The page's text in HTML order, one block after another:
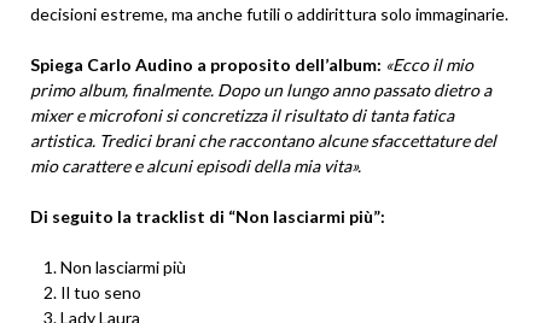
decisioni estreme, ma anche futili o addirittura solo immaginarie.
Spiega Carlo Audino a proposito dell’album: «Ecco il mio
primo album, finalmente. Dopo un lungo anno passato dietro a
mixer e microfoni si concretizza il risultato di tanta fatica
artistica. Tredici brani che raccontano alcune sfaccettature del
mio carattere e alcuni episodi della mia vita».
Di seguito la tracklist di “Non lasciarmi più”:
Non lasciarmi più
Il tuo seno
Lady Laura